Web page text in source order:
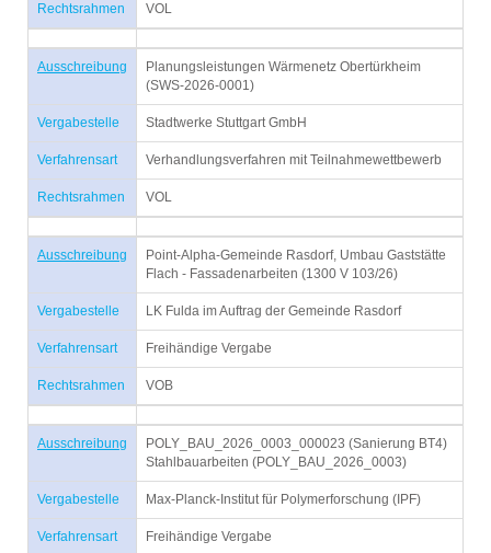
Rechtsrahmen VOL
Ausschreibung
Planungsleistungen Wärmenetz Obertürkheim
(SWS-2026-0001)
Vergabestelle Stadtwerke Stuttgart GmbH
Verfahrensart Verhandlungsverfahren mit Teilnahmewettbewerb
Rechtsrahmen VOL
Ausschreibung
Point-Alpha-Gemeinde Rasdorf, Umbau Gaststätte
Flach - Fassadenarbeiten (1300 V 103/26)
Vergabestelle LK Fulda im Auftrag der Gemeinde Rasdorf
Verfahrensart Freihändige Vergabe
Rechtsrahmen VOB
Ausschreibung
POLY_BAU_2026_0003_000023 (Sanierung BT4)
Stahlbauarbeiten (POLY_BAU_2026_0003)
Vergabestelle Max-Planck-Institut für Polymerforschung (IPF)
Verfahrensart Freihändige Vergabe